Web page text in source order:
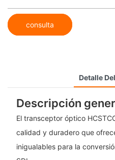
consulta
Detalle
Descripción
El transceptor óptico
calidad y duradero que
inigualables para la